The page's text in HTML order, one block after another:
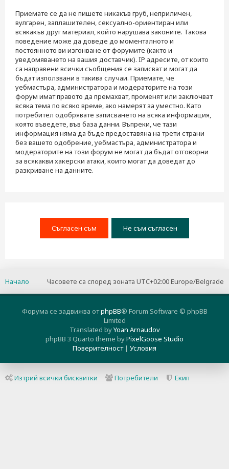
Приемате се да не пишете никакъв груб, неприличен,
вулгарен, заплашителен, сексуално-ориентиран или
всякакъв друг материал, който нарушава законите. Такова
поведение може да доведе до моменталното и
постоянното ви изгонване от форумите (както и
уведомяването на вашия доставчик). IP адресите, от които
са направени всички съобщения се записват и могат да
бъдат използвани в такива случаи. Приемате, че
уебмастъра, администратора и модераторите на този
форум имат правото да премахват, променят или заключват
всяка тема по всяко време, ако намерят за уместно. Като
потребител одобрявате записването на всяка информация,
която въведете, във база данни. Въпреки, че тази
информация няма да бъде предоставяна на трети страни
без вашето одобрение, уебмастъра, администратора и
модераторите на този форум не могат да бъдат отговорни
за всякакви хакерски атаки, които могат да доведат до
разкриване на данните.
Часовете са според зоната UTC+02:00 Europe/Belgrade
Начало
Форума се задвижва отphpBB® Forum Software © phpBB
Limited
Translated byYoan Arnaudov
phpBB 3 Quarto theme byPixelGoose Studio
Поверителност| Условия
Изтрий всички бисквитки Потребители Екип